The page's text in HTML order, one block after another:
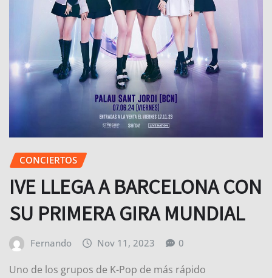
CONCIERTOS
IVE LLEGA A BARCELONA CON
SU PRIMERA GIRA MUNDIAL
Fernando Nov 11, 2023 0
Uno de los grupos de K-Pop de más rápido